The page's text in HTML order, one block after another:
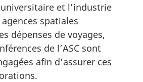
et l’industrie
spatiales
dépenses de voyages,
de l’ASC sont
afin d’assurer ces